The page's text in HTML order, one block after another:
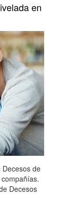
en
de
Decesos